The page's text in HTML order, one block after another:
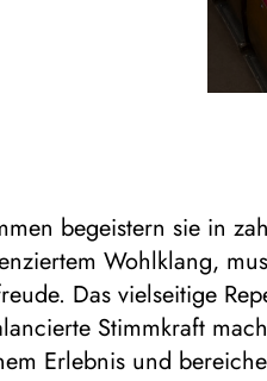
begeistern sie in
Wohlklang,
Das vielseitige
Stimmkraft
Erlebnis und